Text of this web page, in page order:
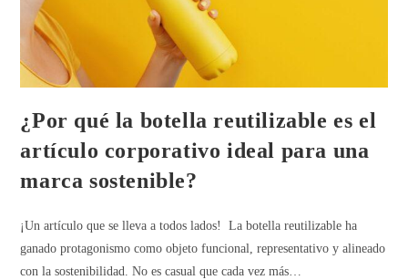
¿Por qué la botella reutilizable es el
artículo corporativo ideal para una
marca sostenible?
¡Un artículo que se lleva a todos lados! La botella reutilizable ha
ganado protagonismo como objeto funcional, representativo y alineado
con la sostenibilidad. No es casual que cada vez más…